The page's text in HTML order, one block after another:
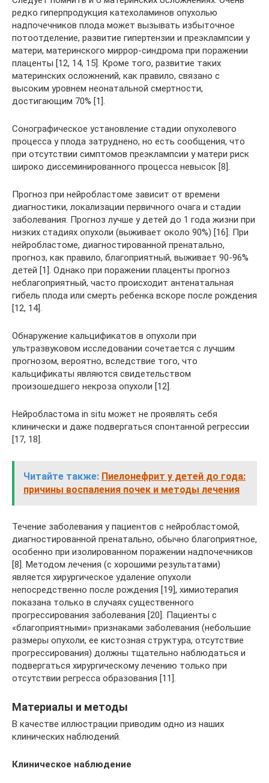
редко гиперпродукция катехоламинов опухолью
надпочечников плода может вызывать избыточное
потоотделение, развитие гипертензии и преэклампсии у
матери, материнского миррор-синдрома при поражении
плаценты [12, 14, 15]. Кроме того, развитие таких
материнских осложнений, как правило, связано с
высоким уровнем неонатальной смертности,
достигающим 70% [1].
Сонографическое установление стадии опухолевого
процесса у плода затруднено, но есть сообщения, что
при отсутствии симптомов преэклампсии у матери риск
широко диссеминированного процесса невысок [8].
Прогноз при нейробластоме зависит от времени
диагностики, локализации первичного очага и стадии
заболевания. Прогноз лучше у детей до 1 года жизни при
низких стадиях опухоли (выживает около 90%) [16]. При
нейробластоме, диагностированной пренатально,
прогноз, как правило, благоприятный, выживает 90-96%
детей [1]. Однако при поражении плаценты прогноз
неблагоприятный, часто происходит антенатальная
гибель плода или смерть ребенка вскоре после рождения
[12, 14].
Обнаружение кальцификатов в опухоли при
ультразвуковом исследовании сочетается с лучшим
прогнозом, вероятно, вследствие того, что
кальцификаты являются свидетельством
произошедшего некроза опухоли [12].
Нейробластома in situ может не проявлять себя
клинически и даже подвергаться спонтанной регрессии
[17, 18].
Читайте также: Пиелонефрит у детей до года:
причины воспаления почек и методы лечения
Течение заболевания у пациентов с нейробластомой,
диагностированной пренатально, обычно благоприятное,
особенно при изолированном поражении надпочечников
[8]. Методом лечения (с хорошими результатами)
является хирургическое удаление опухоли
непосредственно после рождения [19], химиотерапия
показана только в случаях существенного
прогрессирования заболевания [20]. Пациенты с
«благоприятными» признаками заболевания (небольшие
размеры опухоли, ее кистозная структура, отсутствие
прогрессирования) должны тщательно наблюдаться и
подвергаться хирургическому лечению только при
отсутствии регресса образования [11].
Материалы и методы
В качестве иллюстрации приводим одно из наших
клинических наблюдений.
Клиническое наблюдение